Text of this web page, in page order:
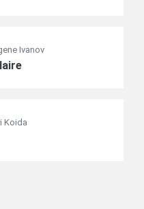
Ivanov
Koida